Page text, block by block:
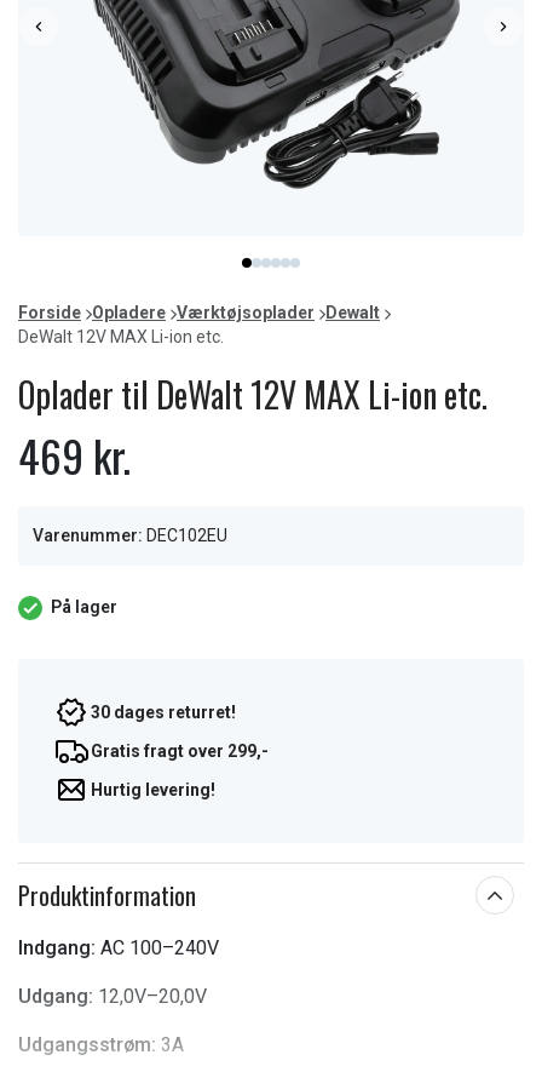
item
0
item
1
item
2
item
3
item
4
item
5
of
6
Forside Opladere Værktøjsoplader
Dewalt
DeWalt 12V MAX Li-ion etc.
Oplader til DeWalt 12V MAX Li-ion etc.
469 kr.
Varenummer: DEC102EU
På lager
30 dages returret!
Gratis fragt over 299,-
Hurtig levering!
Produktinformation
Indgang: AC 100–240V
Udgang: 12,0V–20,0V
Udgangsstrøm: 3A